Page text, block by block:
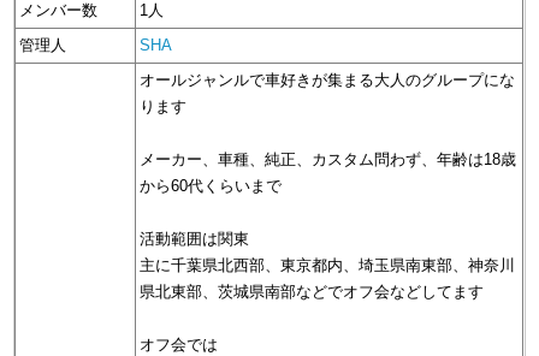
メンバー数
1人
管理人
SHA
オールジャンルで車好きが集まる大人のグループにな
ります
メーカー、車種、純正、カスタム問わず、年齢は18歳
から60代くらいまで
活動範囲は関東
主に千葉県北西部、東京都内、埼玉県南東部、神奈川
県北東部、茨城県南部などでオフ会などしてます
オフ会では